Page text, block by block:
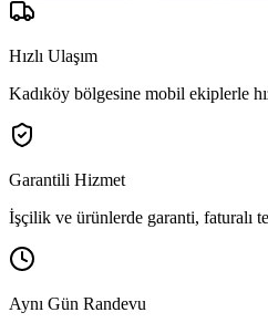
Hızlı Ulaşım
Kadıköy bölgesine mobil ekiplerle
Garantili Hizmet
İşçilik ve ürünlerde garanti, faturalı
Aynı Gün Randevu